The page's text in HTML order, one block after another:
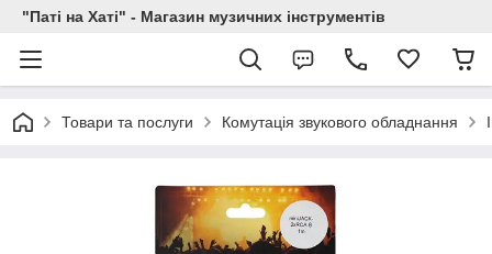
"Паті на Хаті" - Магазин музичних інструментів
Товари та послуги Комутація звукового обладнання